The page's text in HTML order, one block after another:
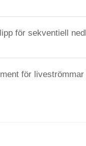
för sekventiell
för